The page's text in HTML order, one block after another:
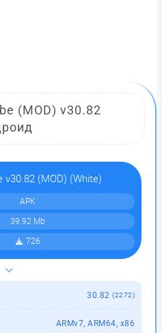
(MOD) v30.82
v30.82 (MOD) (White)
APK
39.92 Mb
726
30.82 (2272)
ARMv7, ARM64, x86